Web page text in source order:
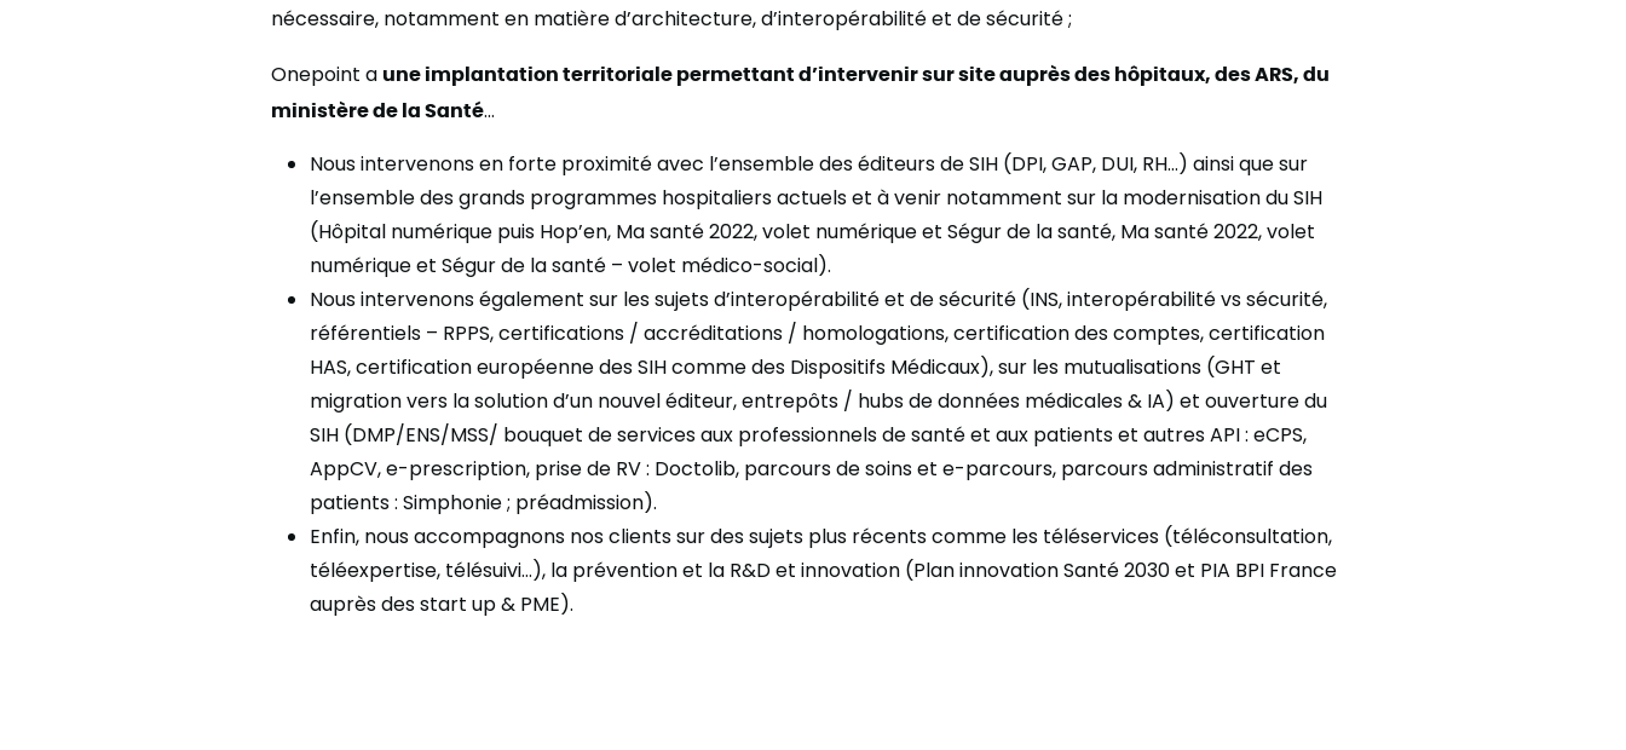
nécessaire, notamment en matière d’architecture, d’interopérabilité et de sécurité ;
Onepoint a une implantation territoriale permettant d’intervenir sur site auprès des hôpitaux, des ARS, du
ministère de la Santé…
Nous intervenons en forte proximité avec l’ensemble des éditeurs de SIH (DPI, GAP, DUI, RH…) ainsi que sur
l’ensemble des grands programmes hospitaliers actuels et à venir notamment sur la modernisation du SIH
(Hôpital numérique puis Hop’en, Ma santé 2022, volet numérique et Ségur de la santé, Ma santé 2022, volet
numérique et Ségur de la santé – volet médico-social).
Nous intervenons également sur les sujets d’interopérabilité et de sécurité (INS, interopérabilité vs sécurité,
référentiels – RPPS, certifications / accréditations / homologations, certification des comptes, certification
HAS, certification européenne des SIH comme des Dispositifs Médicaux), sur les mutualisations (GHT et
migration vers la solution d’un nouvel éditeur, entrepôts / hubs de données médicales & IA) et ouverture du
SIH (DMP/ENS/MSS/ bouquet de services aux professionnels de santé et aux patients et autres API : eCPS,
AppCV, e-prescription, prise de RV : Doctolib, parcours de soins et e-parcours, parcours administratif des
patients : Simphonie ; préadmission).
Enfin, nous accompagnons nos clients sur des sujets plus récents comme les téléservices (téléconsultation,
téléexpertise, télésuivi…), la prévention et la R&D et innovation (Plan innovation Santé 2030 et PIA BPI France
auprès des start up & PME).